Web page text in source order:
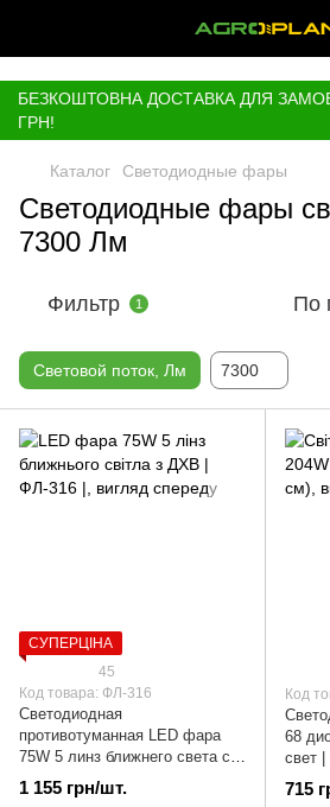
БЕЗКОШТОВНА ДОСТАВКА ДЛЯ
ГРН!
Каталог Светодиодные фары
Светодиодные фары
7300 Лм
Фильтр 1 По
Световой поток, Лм 7300
СУПЕРЦІНА
45
Код товара: ФЛ-316
Светодиодная
противотуманная LED фара
75W 5 линз ближнего света с
ДХО | ФЛ-316 | прямоугольная
1 155 грн/шт.
Код
68
свет
10.5
715